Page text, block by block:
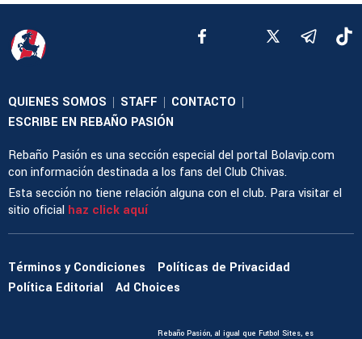
QUIENES SOMOS | STAFF | CONTACTO |
ESCRIBE EN REBAÑO PASIÓN
Rebaño Pasión es una sección especial del portal Bolavip.com
con información destinada a los fans del Club Chivas.
Esta sección no tiene relación alguna con el club. Para visitar el
sitio oficial haz click aquí
Términos y Condiciones
Políticas de Privacidad
Política Editorial
Ad Choices
Rebaño Pasión, al igual que Futbol Sites, es